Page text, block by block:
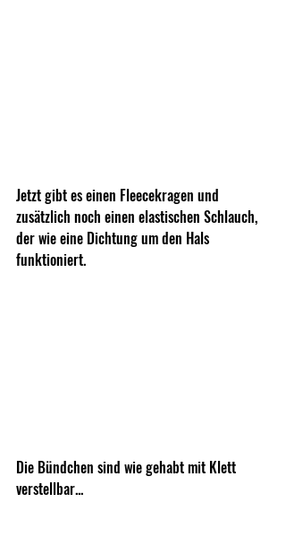
Jetzt gibt es einen Fleecekragen und
zusätzlich noch einen elastischen Schlauch,
der wie eine Dichtung um den Hals
funktioniert.
Die Bündchen sind wie gehabt mit Klett
verstellbar...